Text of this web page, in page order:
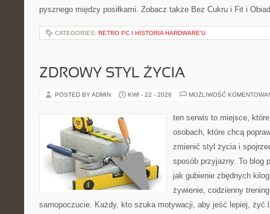
pysznego między posiłkami. Zobacz także Bez Cukru i Fit i
CATEGORIES: RETRO PC I HISTORIA HARDWARE’U
ZDROWY STYL ŻYCIA
POSTED BY ADMIN KWI - 22 - 2026 MOŻLIWOŚĆ
ten serwis to miejsce,
osobach, które chcą
zmienić styl życia i
sposób przyjazny. To blog
jak gubienie zbędnych
żywienie, codzienny
samopoczucie. Każdy, kto szuka motywacji, aby jeść lepiej, żyć